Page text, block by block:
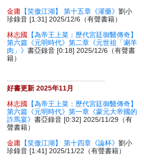
金庸 【笑傲江湖】 第十五章《灌藥》劉小
珍錄音 [1:31] 2025/12/6（有聲書籍）
林志國
【為帝王上菜：歷代宮廷御醫傳奇】
第六篇《元明時代》第二章《元世祖「涮羊
肉」》書亞錄音 [0:18] 2025/12/6（有聲書
籍）
好書更新 2025年11月
林志國
【為帝王上菜：歷代宮廷御醫傳奇】
第六篇《元明時代》第一章《蒙元大帝國的
詐馬宴》書亞錄音 [0:32] 2025/11/29（有
聲書籍）
金庸 【笑傲江湖】 第十四章《論杯》劉小
珍錄音 [1:41] 2025/11/22（有聲書籍）